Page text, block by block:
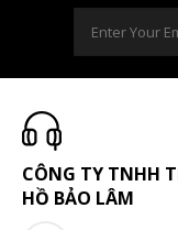
CÔNG TY TNHH
HỒ BẢO LÂM